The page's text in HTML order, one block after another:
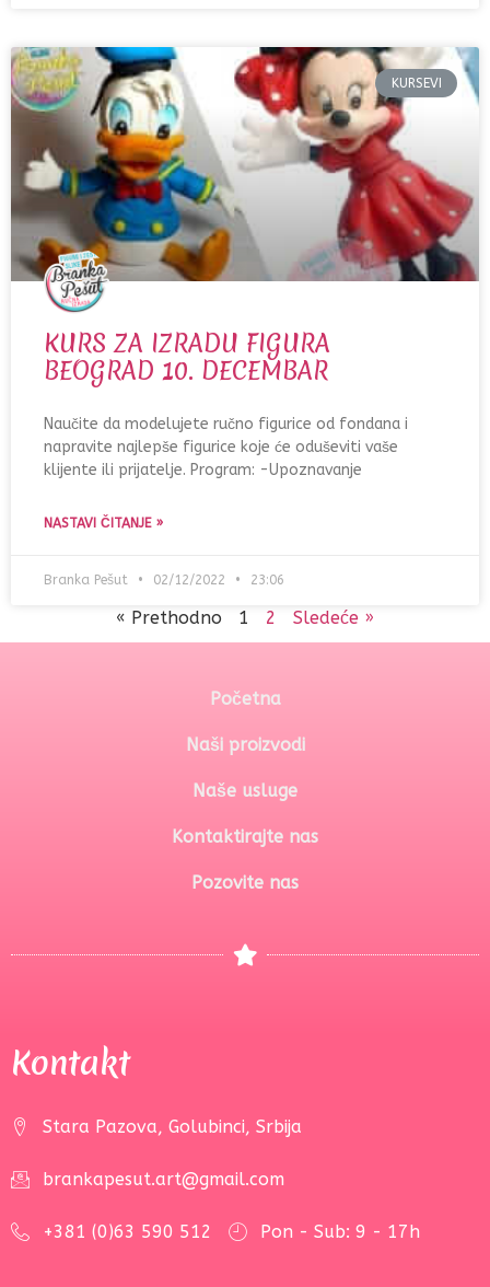
KURSEVI
KURS ZA IZRADU FIGURA
BEOGRAD 10. DECEMBAR
Naučite da modelujete ručno figurice od fondana i
napravite najlepše figurice koje će oduševiti vaše
klijente ili prijatelje. Program: -Upoznavanje
NASTAVI ČITANJE »
Branka Pešut 02/12/2022 23:06
« Prethodno 1 2 Sledeće »
Početna
Naši proizvodi
Naše usluge
Kontaktirajte nas
Pozovite nas
Kontakt
Stara Pazova, Golubinci, Srbija
brankapesut.art@gmail.com
+381 (0)63 590 512 Pon - Sub: 9 - 17h